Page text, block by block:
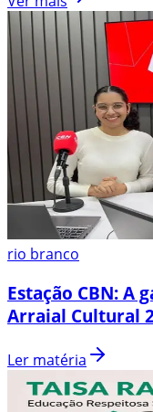
rio branco
Estação CBN: A
Arraial Cultural
Ler matéria